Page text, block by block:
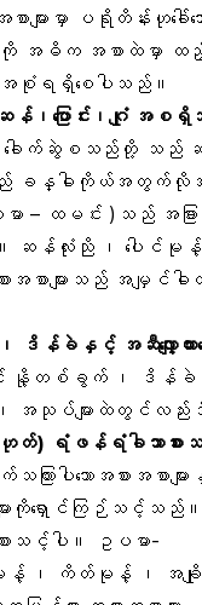
စာများမှာ ပရိုတိန်းဟု
ကို အဓိက အစာထဲမှာ ထည့်ခ
အစုံရရှိစေပါသည်။
န်၊ပြောင်း၊ဂျုံ အစ
ေါက်ဆွဲစသည်တို့ သည် ဆန်
ခန္ဓါကိုယ်အတွက်လိုအ
(ဥပမာ – ထမင်း )သည်
။ ဆန်လုံးညို ၊ ပေါင်မု
စားအစာများသည် အ
ခဲနှင့် အဆီလျှော့ထားသ
တစ်ခွက် ၊ ဒိန်ခဲညှပ်
ာ် ၊ အသုပ်များထဲတွင်
တ်) ရံဖန်ရံခါသာစားသင့်သ
ားပါသောအစားအစာမ
စာများကိုရှောင်ကြ
ားသင့်ပါ။ ဥပမာ-
န့် ၊ ကိတ်မုန့် ၊ အချိုမု